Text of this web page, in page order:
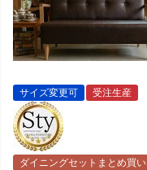
サイズ変更可 受注生産
ダイニングセットまとめ買い